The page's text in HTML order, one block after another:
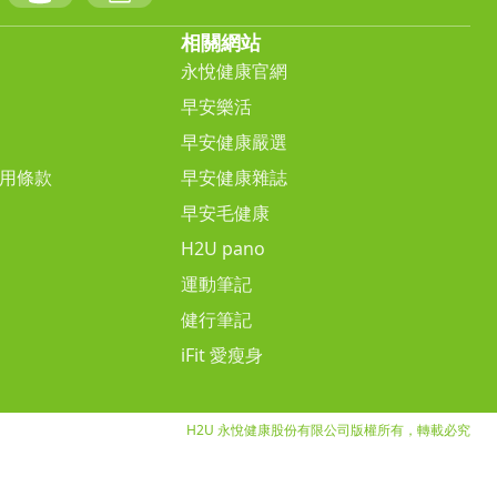
條款
相關網站
永悅健康官網
早安樂活
早安健康嚴選
早安健康雜誌
早安毛健康
H2U pano
運動筆記
健行筆記
iFit 愛瘦身
H2U 永悅健康股份有限公司版權所有，轉載必究